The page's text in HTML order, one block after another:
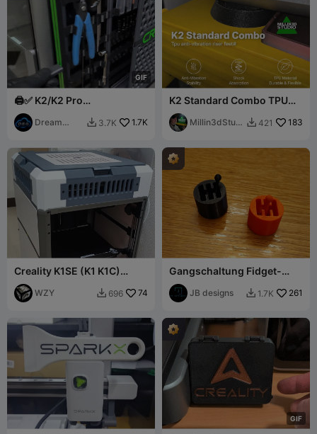
GIF
🖨️✅ K2/K2 Pro
Magnetisches Mod-System
✅🖨️ Dream
 3.7K 1.7K
K2 Standard Combo TPU
Anti-Vibrations-Standfüße
Millin3dStudi  421 183
Creality K1SE (K1 K1C)
Deckel-Erhöhung, keine
Schrauben benötigt
WZY  696 74
Gangschaltung Fidget-
Spielzeug
JB designs  1.7K 261
GIF